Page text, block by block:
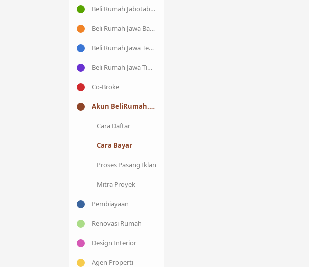
Beli Rumah Jabotabek
Beli Rumah Jawa Barat
Beli Rumah Jawa Tengah
Beli Rumah Jawa Timur
Co-Broke
Akun BeliRumah.co
Cara Daftar
Cara Bayar
Proses Pasang Iklan
Mitra Proyek
Pembiayaan
Renovasi Rumah
Design Interior
Agen Properti